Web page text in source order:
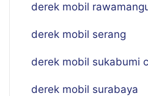
derek mobil
derek mobil serang
derek mobil sukabumi
derek mobil surabaya